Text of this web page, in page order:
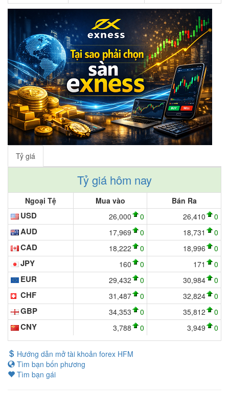
Tỷ giá
Tỷ giá hôm nay
Ngoại Tệ Mua vào Bán Ra
USD 26,000 0 26,410 0
AUD 17,969 0 18,731 0
CAD 18,222 0 18,996 0
JPY 160 0 171 0
EUR 29,432 0 30,984 0
CHF 31,487 0 32,824 0
GBP 34,353 0 35,812 0
CNY 3,788 0 3,949 0
Hướng dẫn mở tài khoản forex HFM
Tìm bạn bốn phương
Tìm bạn gái